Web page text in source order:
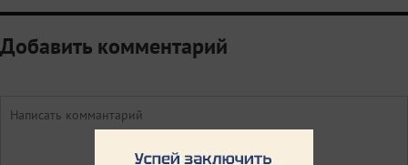
Добавить комментарий